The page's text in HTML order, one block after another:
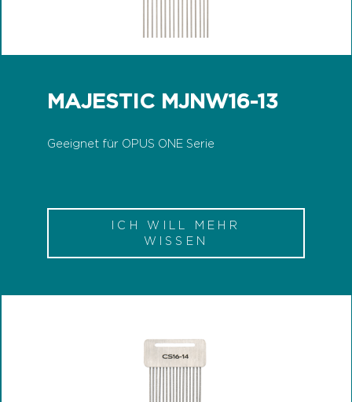
MAJESTIC MJNW16-13
Geeignet für OPUS ONE Serie
ICH WILL MEHR
WISSEN